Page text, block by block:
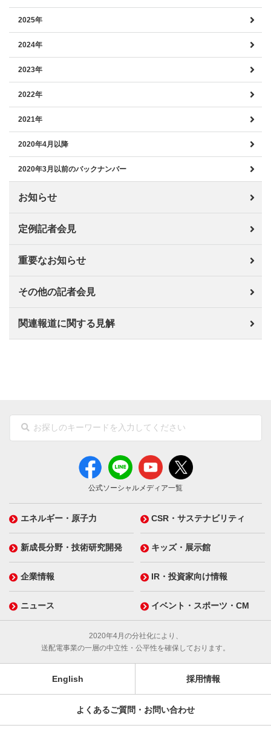
2025年
2024年
2023年
2022年
2021年
2020年4月以降
2020年3月以前のバックナンバー
お知らせ
定例記者会見
重要なお知らせ
その他の記者会見
関連報道に関する見解
公式ソーシャルメディア一覧
エネルギー・原子力 CSR・サステナビリティ
新成長分野・技術研究開発 キッズ・展示館
企業情報 IR・投資家向け情報
ニュース イベント・スポーツ・CM
2020年4月の分社化により、
送配電事業の一層の中立性・公平性を確保しております。
English 採用情報
よくあるご質問・お問い合わせ